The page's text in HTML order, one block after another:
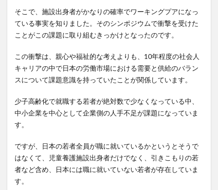
そこで、施設出身者がかなりの確率でワーキングプアになっ
ている事実を知りました。そのシンポジウムで衝撃を受けた
ことがこの課題に取り組むきっかけとなったのです。
この衝撃は、親心や福祉的な考えよりも、10年程度の社会人
キャリアの中で日本の労働市場における需要と供給のバラン
スについて課題意識を持っていたことが関係しています。
少子高齢化で就職する若者が絶対数で少なくなっている中、
中小企業を中心として企業側の人手不足が課題になっていま
す。
ですが、日本の若者全員が職に就いているかというとそうで
はなくて、児童養護施設出身者だけでなく、引きこもりの若
者など含め、日本には職に就いていない若者が存在していま
す。